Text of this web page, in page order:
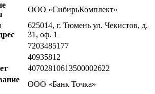
ООО «СибирьКомплект»
625014, г. Тюмень ул. Чекистов, д.
31, оф. 1
7203485177
40935812
40702810613500002622
ООО «Банк Точка»